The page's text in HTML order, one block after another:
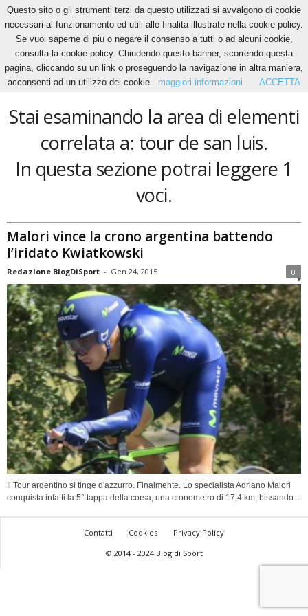
Home Tags Tour de san luis
tour de san luis
Stai esaminando la area di elementi
correlata a: tour de san luis.
In questa sezione potrai leggere 1
voci.
Malori vince la crono argentina battendo
l’iridato Kwiatkowski
Redazione BlogDiSport - Gen 24, 2015 0
Il Tour argentino si tinge d'azzurro. Finalmente. Lo specialista Adriano Malori
conquista infatti la 5° tappa della corsa, una cronometro di 17,4 km, bissando...
Contatti Cookies
Privacy Policy
© 2014 - 2024 Blog di Sport
Questo sito o gli strumenti terzi da questo utilizzati si avvalgono di cookie
necessari al funzionamento ed utili alle finalita illustrate nella cookie policy.
Se vuoi saperne di piu o negare il consenso a tutti o ad alcuni cookie,
consulta la cookie policy. Chiudendo questo banner, scorrendo questa
pagina, cliccando su un link o proseguendo la navigazione in altra maniera,
acconsenti ad un utilizzo dei cookie.
maggiori informazioni ACCETTA